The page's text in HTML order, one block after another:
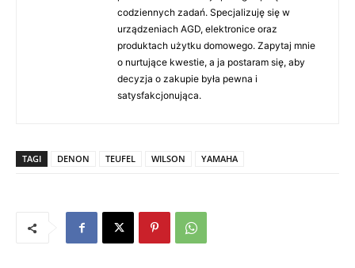
codziennych zadań. Specjalizuję się w
urządzeniach AGD, elektronice oraz
produktach użytku domowego. Zapytaj mnie
o nurtujące kwestie, a ja postaram się, aby
decyzja o zakupie była pewna i
satysfakcjonująca.
TAGI DENON TEUFEL WILSON YAMAHA